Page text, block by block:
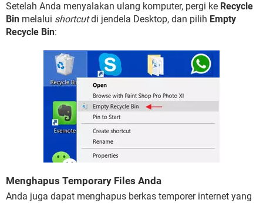
Setelah Anda menyalakan ulang komputer, pergi ke Recycle
Bin melalui shortcutdi jendela Desktop, dan pilih Empty
Recycle Bin:
Menghapus Temporary Files Anda
Anda juga dapat menghapus berkas temporer internet yang